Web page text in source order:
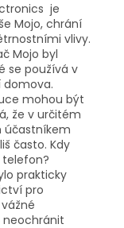
je
Mojo, chrání
vlivy.
Mojo byl
se používá v
domova.
mohou být
že v určitém
účastníkem
často. Kdy
telefon?
prakticky
pro
neochránit